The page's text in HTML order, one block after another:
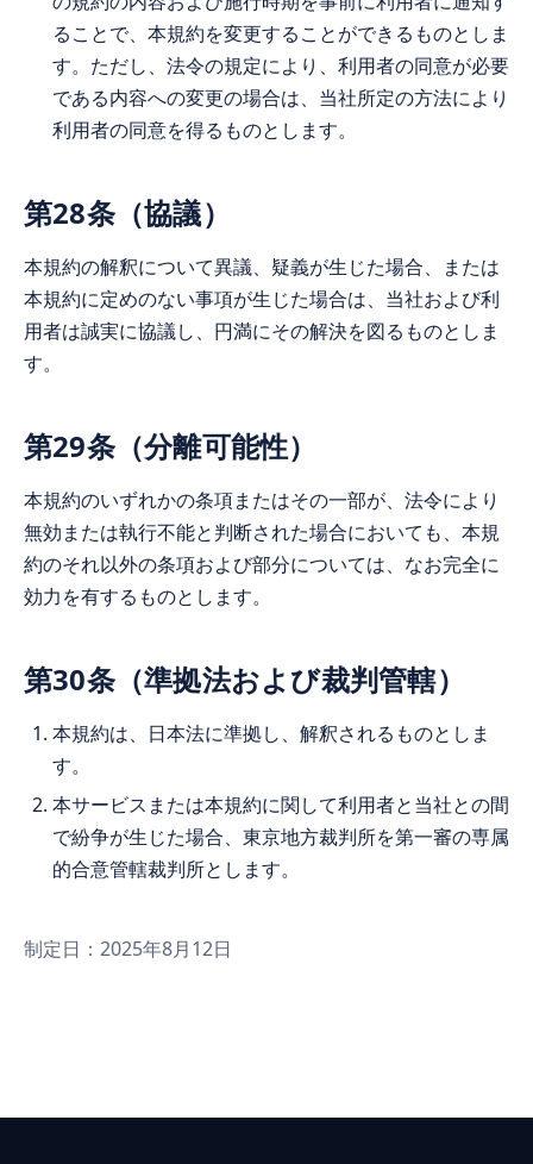
ることで、本規約を変更することができるものとしま
す。ただし、法令の規定により、利用者の同意が必要
である内容への変更の場合は、当社所定の方法により
利用者の同意を得るものとします。
第28条（協議）
本規約の解釈について異議、疑義が生じた場合、または
本規約に定めのない事項が生じた場合は、当社および利
用者は誠実に協議し、円満にその解決を図るものとしま
す。
第29条（分離可能性）
本規約のいずれかの条項またはその一部が、法令により
無効または執行不能と判断された場合においても、本規
約のそれ以外の条項および部分については、なお完全に
効力を有するものとします。
第30条（準拠法および裁判管轄）
本規約は、日本法に準拠し、解釈されるものとしま
す。
本サービスまたは本規約に関して利用者と当社との間
で紛争が生じた場合、東京地方裁判所を第一審の専属
的合意管轄裁判所とします。
制定日：2025年8月12日